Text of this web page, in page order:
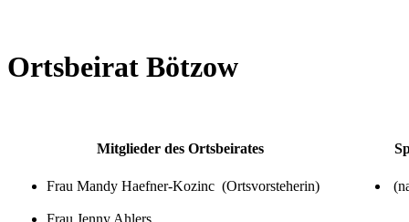
Ortsbeirat Bötzow
Mitglieder des Ortsbeirates
Frau Mandy Haefner-Kozinc (Ortsvorsteherin)
Frau Jenny Ahlers